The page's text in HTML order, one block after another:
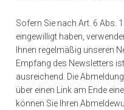
Sofern Sie nach Art. 6 Abs.
eingewilligt haben,
Ihnen regelmäßig unseren
Empfang des Newsletters
ausreichend. Die
über einen Link am Ende
können Sie Ihren